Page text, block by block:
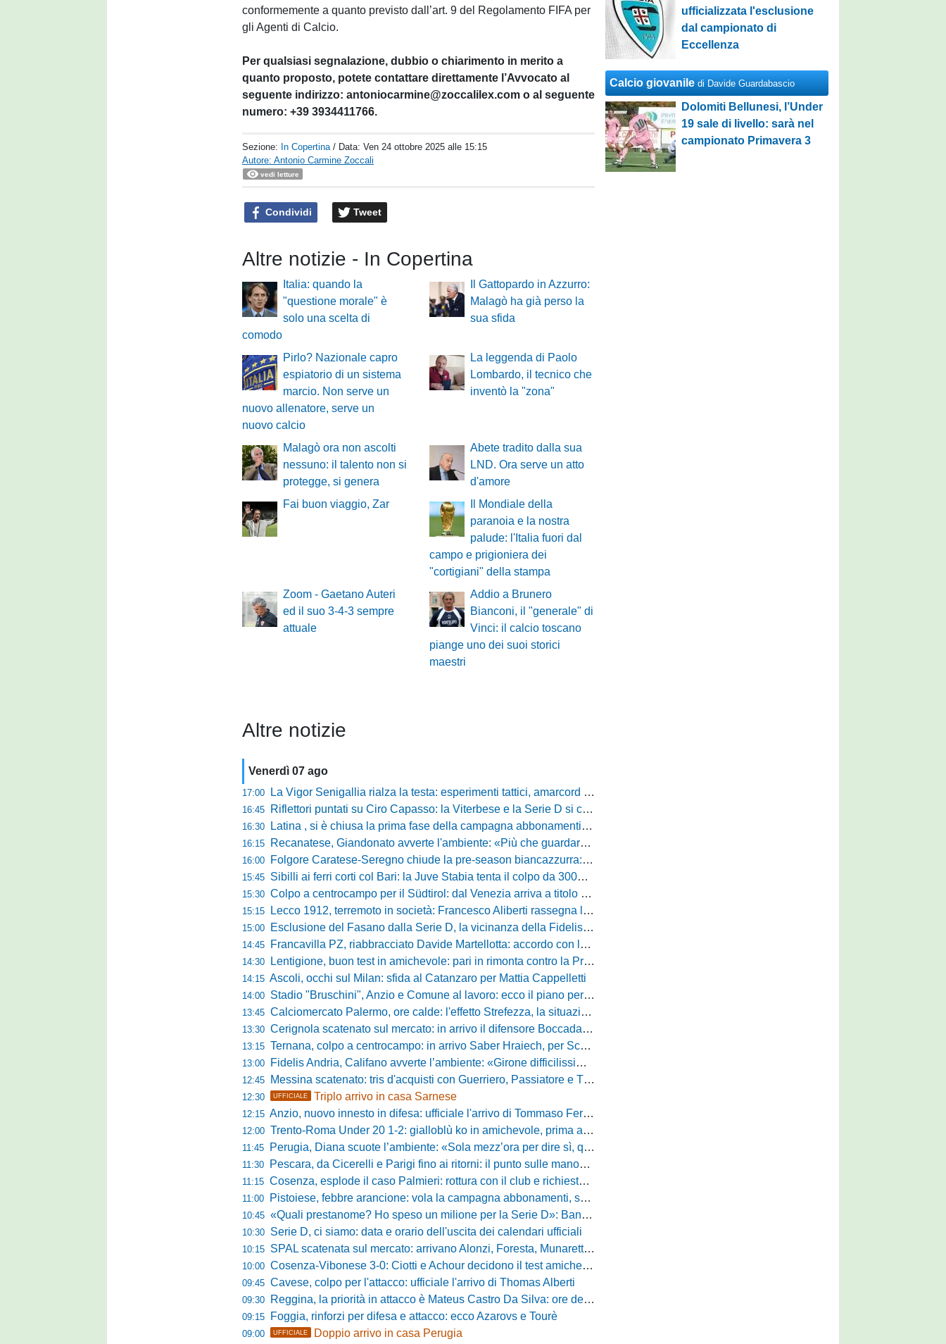
conformemente a quanto previsto dall’art. 9 del Regolamento FIFA per
gli Agenti di Calcio.
Per qualsiasi segnalazione, dubbio o chiarimento in merito a
quanto proposto, potete contattare direttamente l’Avvocato al
seguente indirizzo: antoniocarmine@zoccalilex.com o al seguente
numero: +39 3934411766.
Sezione: In Copertina / Data:Ven 24 ottobre 2025 alle 15:15
Autore: Antonio Carmine Zoccali
vedi letture
Condividi Tweet
Altre notizie - In Copertina
Italia: quando la
"questione morale" è
solo una scelta di
comodo
Il Gattopardo in Azzurro:
Malagò ha già perso la
sua sfida
Pirlo? Nazionale capro
espiatorio di un sistema
marcio. Non serve un
nuovo allenatore, serve un
nuovo calcio
La leggenda di Paolo
Lombardo, il tecnico che
inventò la "zona"
Malagò ora non ascolti
nessuno: il talento non si
protegge, si genera
Abete tradito dalla sua
LND. Ora serve un atto
d'amore
Fai buon viaggio, Zar
Il Mondiale della
paranoia e la nostra
palude: l'Italia fuori dal
campo e prigioniera dei
"cortigiani" della stampa
Zoom - Gaetano Auteri
ed il suo 3-4-3 sempre
attuale
Addio a Brunero
Bianconi, il "generale" di
Vinci: il calcio toscano
piange uno dei suoi storici
maestri
Altre notizie
Venerdì 07 ago
17:00 La Vigor Senigallia rialza la testa: esperimenti tattici, amarcord e lo sguardo al Rimini
16:45 Riflettori puntati su Ciro Capasso: la Viterbese e la Serie D si contendono l'esterno ex Fiorentina
16:30 Latina , si è chiusa la prima fase della campagna abbonamenti: circa 400 tessere rinnovate in prelazione
16:15 Recanatese, Giandonato avverte l'ambiente: «Più che guardare chi avremo di fronte, mi interessa vedere la mia squadra migliorare giorno dopo giorno»
16:00 Folgore Caratese-Seregno chiude la pre-season biancazzurra: info e dove vedere il match
15:45 Sibilli ai ferri corti col Bari: la Juve Stabia tenta il colpo da 300mila euro
15:30 Colpo a centrocampo per il Südtirol: dal Venezia arriva a titolo definitivo Bjarki Bjarkason
15:15 Lecco 1912, terremoto in società: Francesco Aliberti rassegna le dimissioni da tutte le cariche
15:00 Esclusione del Fasano dalla Serie D, la vicinanza della Fidelis Andria e le parole del presidente Vallarella
14:45 Francavilla PZ, riabbracciato Davide Martellotta: accordo con la Folgore Caratese per il ritorno in prestito
14:30 Lentigione, buon test in amichevole: pari in rimonta contro la Primavera del Sassuolo
14:15 Ascoli, occhi sul Milan: sfida al Catanzaro per Mattia Cappelletti
14:00 Stadio "Bruschini", Anzio e Comune al lavoro: ecco il piano per far rientrare i tifosi
13:45 Calciomercato Palermo, ore calde: l'effetto Strefezza, la situazione Segre e i nomi per l'attacco
13:30 Cerignola scatenato sul mercato: in arrivo il difensore Boccadamo a titolo temporaneo
13:15 Ternana, colpo a centrocampo: in arrivo Saber Hraiech, per Scappini si attende l'accordo
13:00 Fidelis Andria, Califano avverte l’ambiente: «Girone difficilissimo, affascinante e bellissimo: non prometto risultati»
12:45 Messina scatenato: tris d'acquisti con Guerriero, Passiatore e Theodore
12:30 UFFICIALE Triplo arrivo in casa Sarnese
12:15 Anzio, nuovo innesto in difesa: ufficiale l'arrivo di Tommaso Ferraro
12:00 Trento-Roma Under 20 1-2: gialloblù ko in amichevole, prima apparizione per Caia
11:45 Perugia, Diana scuote l’ambiente: «Sola mezz’ora per dire sì, qui per costruire una squadra da livello»
11:30 Pescara, da Cicerelli e Parigi fino ai ritorni: il punto sulle manovre del Delfino
11:15 Cosenza, esplode il caso Palmieri: rottura con il club e richiesta di cessione
11:00 Pistoiese, febbre arancione: vola la campagna abbonamenti, superata quota 750 tessere
10:45 «Quali prestanome? Ho speso un milione per la Serie D»: Bandecchi rompe il silenzio sul futuro della Ternana
10:30 Serie D, ci siamo: data e orario dell'uscita dei calendari ufficiali
10:15 SPAL scatenata sul mercato: arrivano Alonzi, Foresta, Munaretto e Tobia
10:00 Cosenza-Vibonese 3-0: Ciotti e Achour decidono il test amichevole di Lorica
09:45 Cavese, colpo per l'attacco: ufficiale l'arrivo di Thomas Alberti
09:30 Reggina, la priorità in attacco è Mateus Castro Da Silva: ore decisive per la fumata bianca
09:15 Foggia, rinforzi per difesa e attacco: ecco Azarovs e Tourè
09:00 UFFICIALE Doppio arrivo in casa Perugia
ufficializzata l'esclusione
dal campionato di
Eccellenza
Calcio giovanile di Davide Guardabascio
Dolomiti Bellunesi, l’Under
19 sale di livello: sarà nel
campionato Primavera 3